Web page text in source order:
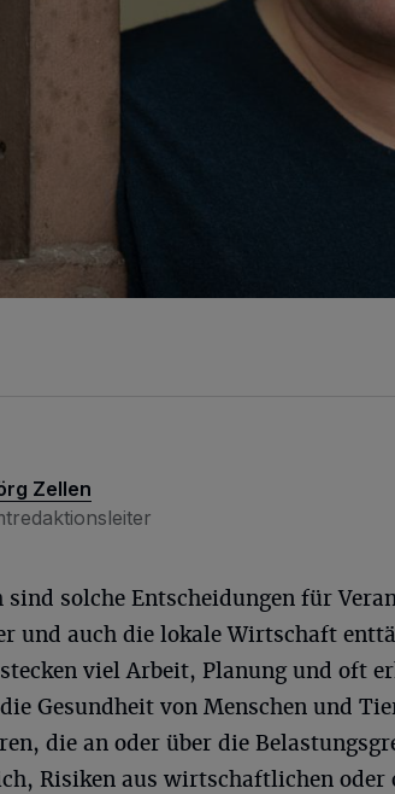
Zellen
solche Entscheidungen für
und auch die lokale Wirtschaft
viel Arbeit, Planung und oft
Gesundheit von Menschen und
die an oder über die
Risiken aus wirtschaftlichen oder